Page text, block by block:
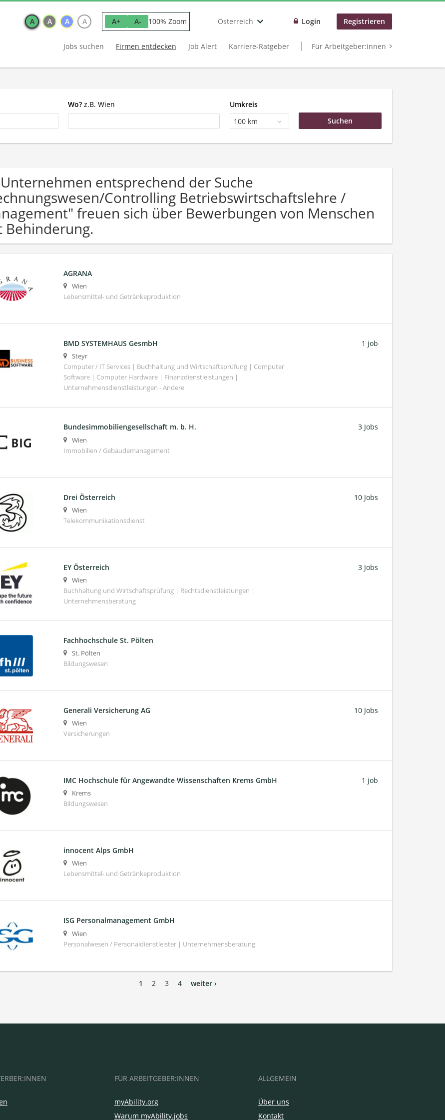
A A A A A+ A- 100% Zoom Österreich Login Registrieren
Jobs suchen Firmen entdecken Job Alert Karriere-Ratgeber Für Arbeitgeber:innen
Wo? z.B. Wien
Umkreis
100 km
entsprechend der Suche
Controlling Betriebswirtschaftslehre /
freuen sich über Bewerbungen von Menschen
Behinderung.
AGRANA
Wien
Lebensmittel- und Getränkeproduktion
BMD SYSTEMHAUS GesmbH
Steyr
Computer / IT Services | Buchhaltung und Wirtschaftsprüfung | Computer
Software | Computer Hardware | Finanzdienstleistungen |
Unternehmensdienstleistungen - Andere
1 job
Bundesimmobiliengesellschaft m. b. H.
Wien
Immobilien / Gebäudemanagement
3 Jobs
Drei Österreich
Wien
Telekommunikationsdienst
10 Jobs
EY Österreich
Wien
Buchhaltung und Wirtschaftsprüfung | Rechtsdienstleistungen |
Unternehmensberatung
3 Jobs
Fachhochschule St. Pölten
St. Pölten
Bildungswesen
Generali Versicherung AG
Wien
Versicherungen
10 Jobs
IMC Hochschule für Angewandte Wissenschaften Krems GmbH
Krems
Bildungswesen
1 job
innocent Alps GmbH
Wien
Lebensmittel- und Getränkeproduktion
ISG Personalmanagement GmbH
Wien
Personalwesen / Personaldienstleister | Unternehmensberatung
1 2 3 4 weiter ›
FÜR ARBEITGEBER:INNEN
myAbility.org
Warum myAbility.jobs
ALLGEMEIN
Über uns
Kontakt